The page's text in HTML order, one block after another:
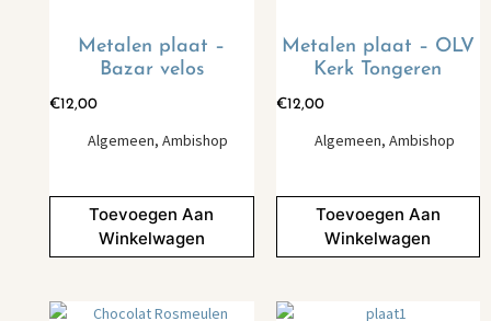
Metalen plaat –
Bazar velos
€12,00
Algemeen, Ambishop
Toevoegen Aan
Winkelwagen
Metalen plaat – OLV
Kerk Tongeren
€12,00
Algemeen, Ambishop
Toevoegen Aan
Winkelwagen